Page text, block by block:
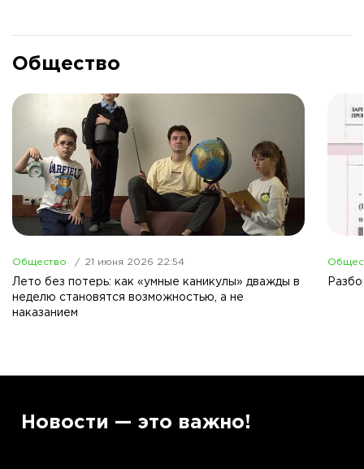
Общество
Общество 21 июня 2026 22:54
Лето без потерь: как «умные каникулы» дважды в
неделю становятся возможностью, а не
наказанием
Новости — это важно!